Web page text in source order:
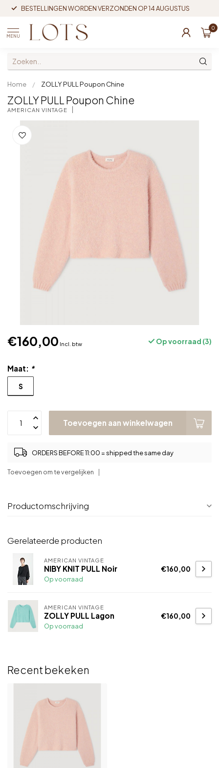
BESTELLINGEN WORDEN VERZONDEN OP 14 AUGUSTUS
MENU
0
Home / ZOLLY PULL Poupon Chine
ZOLLY PULL Poupon Chine
AMERICAN VINTAGE
€160,00 Incl. btw Op voorraad (3)
Maat: *
S
Toevoegen aan winkelwagen
ORDERS BEFORE 11:00 = shipped the same day
Toevoegen om te vergelijken
Productomschrijving
Gerelateerde producten
AMERICAN VINTAGE
NIBY KNIT PULL Noir
Op voorraad
€160,00
AMERICAN VINTAGE
ZOLLY PULL Lagon
Op voorraad
€160,00
Recent bekeken